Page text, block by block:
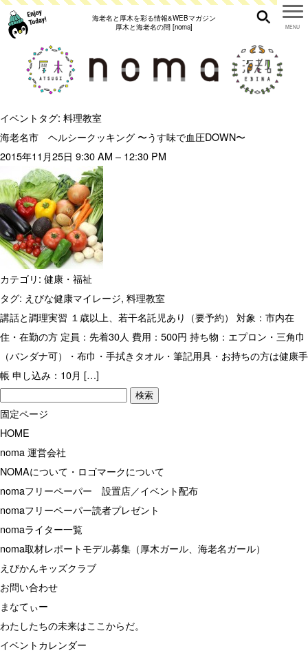
海老名と厚木を彩る情報&WEBマガジン
厚木と海老名の間 [noma]
イベントタグ: 料理教室
海老名市 ヘルシークッキング 〜うす味で血圧DOWN〜
2015年11月25日 9:30 AM – 12:30 PM
カテゴリ: 健康・福祉
タグ: えびな健康マイレージ, 料理教室
講話と調理実習 １歳以上、若干名託児あり（要予約） 対象：市内在
住・在勤の方 定員：先着30人 費用：500円 持ち物：エプロン・三角巾
（バンダナ可）・布巾・手拭きタオル・筆記用具・お持ちの方は健康手
帳 申し込み：10月 […]
検
索:
固定ページ
HOME
noma 運営会社
NOMAについて・ロゴマークについて
nomaフリーペーパー 設置店／イベント配布
nomaフリーペーパー読者プレゼント
nomaライター一覧
noma取材レポートモデル募集（厚木ガール、海老名ガール）
えびかんキッズクラブ
お問い合わせ
まなてぃー
わたしたちの未来はここからだ。
イベントカレンダー